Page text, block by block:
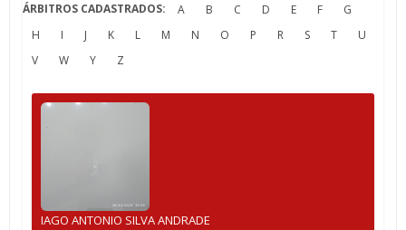
ÁRBITROS CADASTRADOS: A B C D E F
G
H
I J K L M N O P R S T
U
V
W Y Z
IAGO ANTONIO SILVA ANDRADE